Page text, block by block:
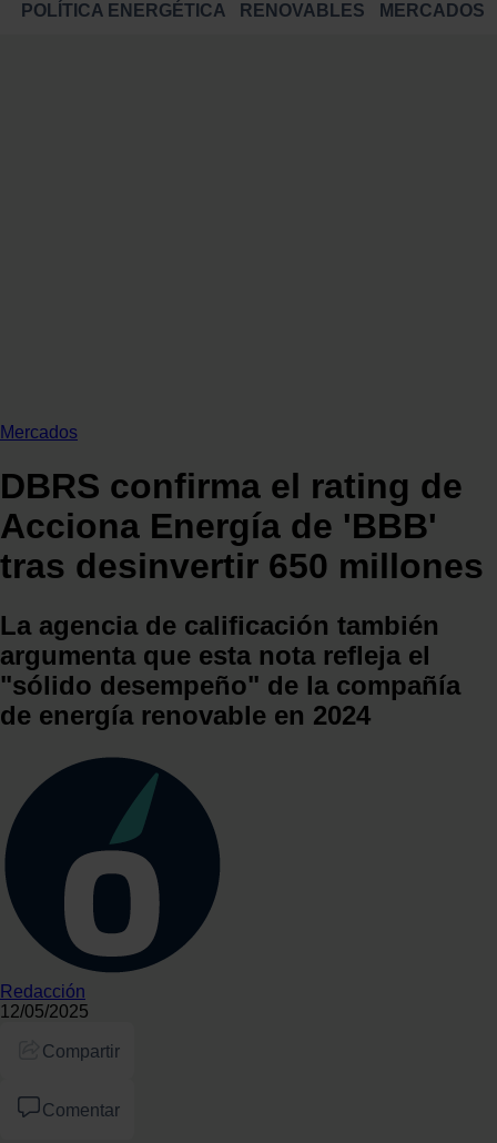
POLÍTICA ENERGÉTICA RENOVABLES MERCADOS
Mercados
DBRS confirma el rating de
Acciona Energía de 'BBB'
tras desinvertir 650 millones
La agencia de calificación también
argumenta que esta nota refleja el
"sólido desempeño" de la compañía
de energía renovable en 2024
Redacción
12/05/2025
Compartir
Comentar